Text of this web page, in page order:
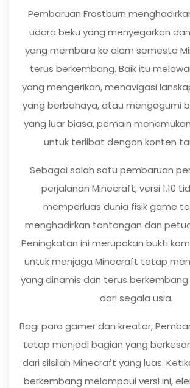
Pembaruan Frostburn
udara beku yang menyegarkan
yang membara ke alam semesta
terus berkembang. Baik itu
yang mengerikan, menavigasi
yang berbahaya, atau mengagumi
yang luar biasa, pemain
untuk terlibat dengan konten
Sebagai salah satu pembaruan
perjalanan Minecraft, versi 1.10
memperluas dunia fisik game
menghadirkan tantangan dan
Peningkatan ini merupakan bukti
untuk menjaga Minecraft tetap
yang dinamis dan terus
dari segala usia.
Bagi para gamer dan kreator,
tetap menjadi bagian yang
dari silsilah Minecraft yang luas.
berkembang melampaui versi ini,